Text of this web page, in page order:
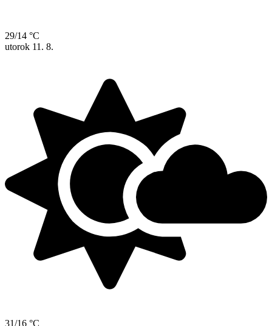
29/14 °C
utorok 11. 8.
31/16 °C